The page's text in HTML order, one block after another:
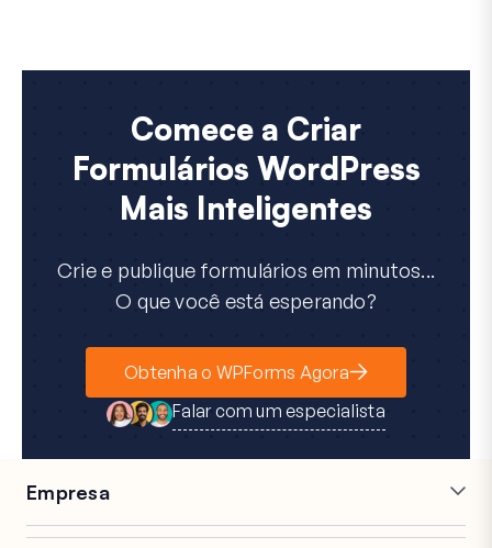
Comece a Criar
Formulários WordPress
Mais Inteligentes
Crie e publique formulários em minutos...
O que você está esperando?
Obtenha o WPForms Agora
Falar com um especialista
Empresa
Carreiras
Afiliados